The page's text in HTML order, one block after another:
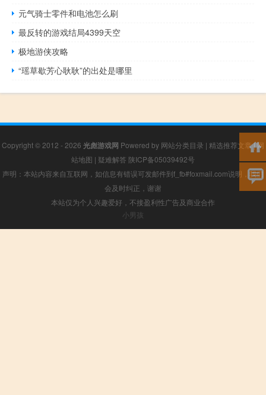
元气骑士零件和电池怎么刷
最反转的游戏结局4399天空
极地游侠攻略
“瑶草歇芳心耿耿”的出处是哪里
Copyright © 2012 - 2026 光彪游戏网 Powered by 网站分类目录 | 精选推荐文章|网
站地图 | 疑难解答 陕ICP备05039492号
声明：本站内容来自互联网，如信息有错误可发邮件到f_fb#foxmail.com说明，我们
会及时纠正，谢谢
本站仅为个人兴趣爱好，不接盈利性广告及商业合作
小男孩